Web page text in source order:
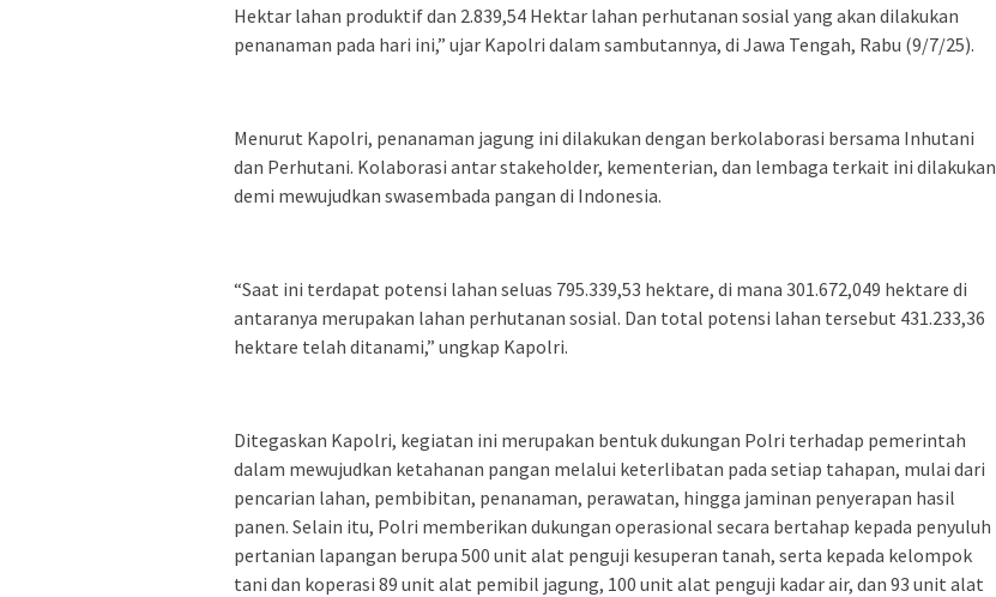
Hektar lahan produktif dan 2.839,54 Hektar lahan perhutanan sosial yang akan dilakukan
penanaman pada hari ini,” ujar Kapolri dalam sambutannya, di Jawa Tengah, Rabu (9/7/25).
Menurut Kapolri, penanaman jagung ini dilakukan dengan berkolaborasi bersama Inhutani
dan Perhutani. Kolaborasi antar stakeholder, kementerian, dan lembaga terkait ini dilakukan
demi mewujudkan swasembada pangan di Indonesia.
“Saat ini terdapat potensi lahan seluas 795.339,53 hektare, di mana 301.672,049 hektare di
antaranya merupakan lahan perhutanan sosial. Dan total potensi lahan tersebut 431.233,36
hektare telah ditanami,” ungkap Kapolri.
Ditegaskan Kapolri, kegiatan ini merupakan bentuk dukungan Polri terhadap pemerintah
dalam mewujudkan ketahanan pangan melalui keterlibatan pada setiap tahapan, mulai dari
pencarian lahan, pembibitan, penanaman, perawatan, hingga jaminan penyerapan hasil
panen. Selain itu, Polri memberikan dukungan operasional secara bertahap kepada penyuluh
pertanian lapangan berupa 500 unit alat penguji kesuperan tanah, serta kepada kelompok
tani dan koperasi 89 unit alat pemibil jagung, 100 unit alat penguji kadar air, dan 93 unit alat